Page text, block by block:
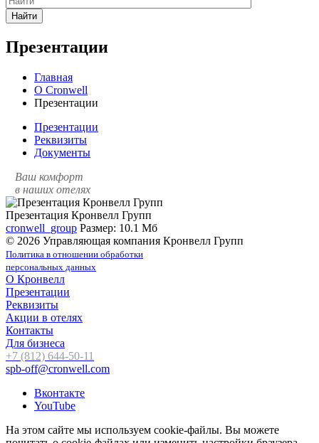
Найти
Презентации
Главная
О Cronwell
Презентации
Презентации
Реквизиты
Документы
Ваш комфорт
в наших отелях
Презентация Кронвелл Групп
cronwell_group Размер: 10.1 Мб
© 2026 Управляющая компания Кронвелл Групп
Политика в отношении обработки
персональных данных
О Кронвелл
Презентации
Реквизиты
Акции в отелях
Контакты
Для бизнеса
+7 (812) 644-50-11
spb-off@cronwell.com
Вконтакте
YouTube
На этом сайте мы используем cookie-файлы. Вы можете